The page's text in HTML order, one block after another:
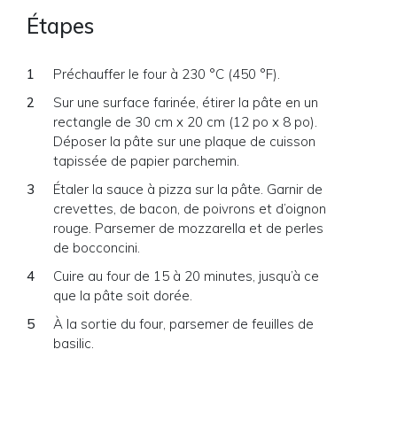
Étapes
Préchauffer le four à 230 °C (450 °F).
Sur une surface farinée, étirer la pâte en un
rectangle de 30 cm x 20 cm (12 po x 8 po).
Déposer la pâte sur une plaque de cuisson
tapissée de papier parchemin.
Étaler la sauce à pizza sur la pâte. Garnir de
crevettes, de bacon, de poivrons et d’oignon
rouge. Parsemer de mozzarella et de perles
de bocconcini.
Cuire au four de 15 à 20 minutes, jusqu’à ce
que la pâte soit dorée.
À la sortie du four, parsemer de feuilles de
basilic.